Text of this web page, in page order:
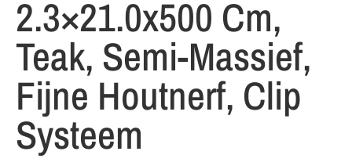
2.3×21.0x500 Cm,
Teak, Semi-Massief,
Fijne Houtnerf, Clip
Systeem